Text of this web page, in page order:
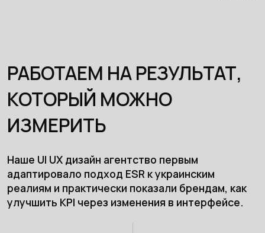
РАБОТАЕМ НА РЕЗУЛЬТАТ,
КОТОРЫЙ МОЖНО
ИЗМЕРИТЬ
Наше UI UX дизайн агентство первым
адаптировало подход ESR к украинским
реалиям и практически показали брендам, как
улучшить KPI через изменения в интерфейсе.